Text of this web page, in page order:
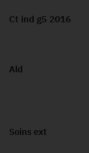
Ct ind g5 2016
Ald
Soins ext